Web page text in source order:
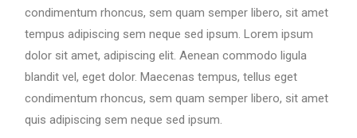
condimentum rhoncus, sem quam semper libero, sit amet
tempus adipiscing sem neque sed ipsum. Lorem ipsum
dolor sit amet, adipiscing elit. Aenean commodo ligula
blandit vel, eget dolor. Maecenas tempus, tellus eget
condimentum rhoncus, sem quam semper libero, sit amet
quis adipiscing sem neque sed ipsum.